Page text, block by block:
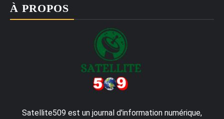
À PROPOS
Satellite509 est un journal d'information numérique,